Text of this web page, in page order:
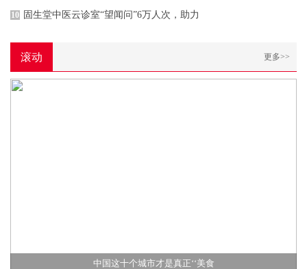
10 固生堂中医云诊室“望闻问”6万人次，助力
滚动 更多>>
中国这十个城市才是真正‘‘美食